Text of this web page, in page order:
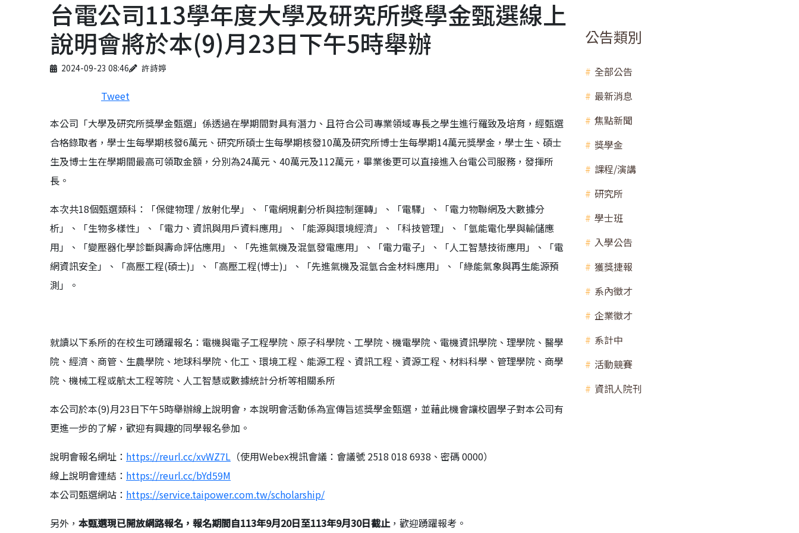
台電公司113學年度大學及研究所獎學金甄選線上
說明會將於本(9)月23日下午5時舉辦
Published on
2024-09-23 08:46
Author 許詩婷
Tweet
本公司「大學及研究所獎學金甄選」係透過在學期間對具有潛力、且符合公司專業領域專長之學生進行羅致及培育，經甄選
合格錄取者，學士生每學期核發6萬元、研究所碩士生每學期核發10萬及研究所博士生每學期14萬元獎學金，學士生、碩士
生及博士生在學期間最高可領取金額，分別為24萬元、40萬元及112萬元，畢業後更可以直接進入台電公司服務，發揮所
長。
本次共18個甄選類科：「保健物理 / 放射化學」、「電網規劃分析與控制運轉」、「電驛」、「電力物聯網及大數據分
析」、「生物多樣性」、「電力、資訊與用戶資料應用」、「能源與環境經濟」、「科技管理」、「氫能電化學與輸儲應
用」、「變壓器化學診斷與壽命評估應用」、「先進氣機及混氫發電應用」、「電力電子」、「人工智慧技術應用」、「電
網資訊安全」、「高壓工程(碩士)」、「高壓工程(博士)」、「先進氣機及混氫合金材料應用」、「綠能氣象與再生能源預
測」。
就讀以下系所的在校生可踴躍報名：電機與電子工程學院、原子科學院、工學院、機電學院、電機資訊學院、理學院、醫學
院、經濟、商管、生農學院、地球科學院、化工、環境工程、能源工程、資訊工程、資源工程、材料科學、管理學院、商學
院、機械工程或航太工程等院、人工智慧或數據統計分析等相關系所
本公司於本(9)月23日下午5時舉辦線上說明會，本說明會活動係為宣傳旨述獎學金甄選，並藉此機會讓校園學子對本公司有
更進一步的了解，歡迎有興趣的同學報名參加。
說明會報名網址： https://reurl.cc/xvWZ7L （使用Webex視訊會議：會議號 2518 018 6938、密碼 0000）
線上說明會連結： https://reurl.cc/bYd59M
本公司甄選網站： https://service.taipower.com.tw/scholarship/
另外， 本甄選現已開放網路報名，報名期間自113年9月20日至113年9月30日截止，歡迎踴躍報考。
公告類別
全部公告
最新消息
焦點新聞
獎學金
課程/演講
研究所
學士班
入學公告
獲獎捷報
系內徵才
企業徵才
系計中
活動競賽
資訊人院刊